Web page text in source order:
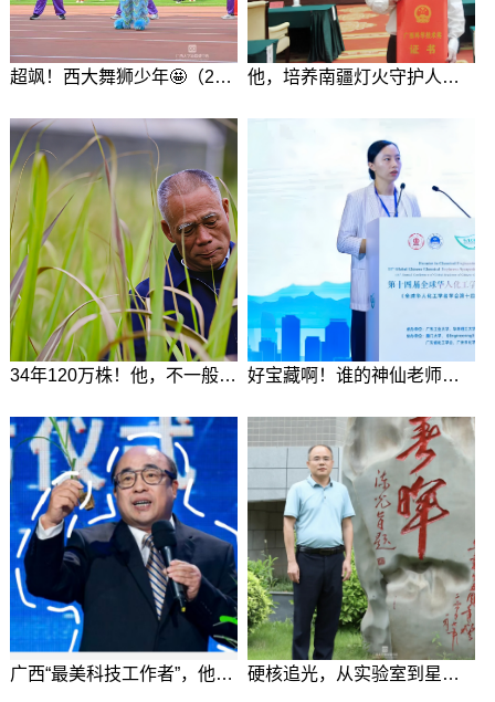
超飒！西大舞狮少年🤩（2026-04-18） 他，培养南疆灯火守护人！（2026-01-03）
34年120万株！他，不一般！（2025-11-26） 好宝藏啊！谁的神仙老师（2025-10-28）
广西“最美科技工作者”，他好“甜”！（2025-10-15） 硬核追光，从实验室到星辰大海！（2025-04-18）